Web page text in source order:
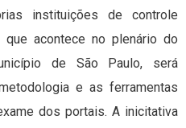
instituições de controle
que acontece no plenário do
de São Paulo, será
e as ferramentas
dos portais. A inicitativa